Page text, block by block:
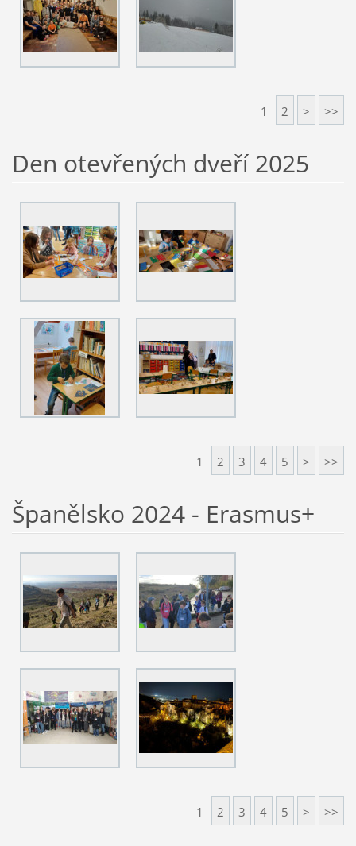
1 2 > >>
Den otevřených dveří 2025
1 2 3 4 5 > >>
Španělsko 2024 - Erasmus+
1 2 3 4 5 > >>